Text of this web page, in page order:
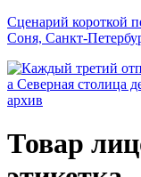
Сценарий короткой
Соня, Санкт-
архив
Товар